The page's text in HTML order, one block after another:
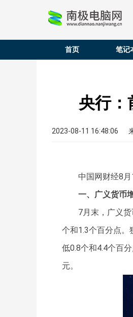
首页 笔记
央行：
2023-08-11 16:48:06
中国网财经8
一、广义货币
7月末，广义
个和1.3个百分点。
低0.8个和4.4个百
元。